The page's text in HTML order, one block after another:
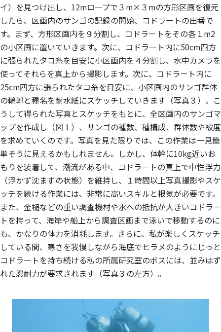
イ）を見つけ出し、12mロープで３m×３mの方形区画を復元
したら、区画内のサンゴの記録の開始、コドラートの出番で
す。まず、方形区画内を９分割し、コドラートをその各１m2
の小区画に置いていきます。次に、コドラート内に50cm四方
に張られたタコ糸を目安に小区画内を４分割し、水中カメラを
使ってそれらを真上から撮影します。次に、コドラート内に
25cm四方に張られたタコ糸を目安に、小区画内のサンゴ群体
の輪郭と種名を耐水紙にスケッチしていきます（写真３）。こ
うして得られた写真とスケッチをもとに、全区画内のサンゴマ
ップを作成し（図１）、サンゴの種数、種構成、群体数や被度
を求めていくのです。写真を見た限りでは、この作業は一見簡
単そうに見えるかもしれません。しかし、体幹に10kg近いお
もりを装着して、潮流がある中、コドラートの真上で中性浮力
（浮かず沈まずの状態）を維持し、１時間以上写真撮影やスケ
ッチを続ける作業には、非常に高いスキルと根気が必要です。
また、金槌などの重い調査機材や水への抵抗が大きいコドラー
トを持って、海岸や船上から調査区画まで泳いで移動するのに
も、かなりの体力を消耗します。さらに、私が楽しくスケッチ
している間、寒さを我慢しながら海底でヒラメのようにじっと
コドラートを持ち続ける私の所属研究室のボスには、並みはず
れた忍耐力が要求されます（写真３の左方）。